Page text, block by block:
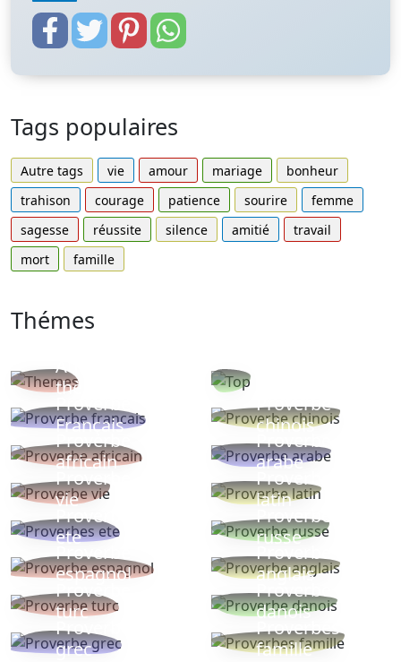
Tags populaires
Autre tags vie amour mariage
bonheur
trahison
courage patience sourire
femme
sagesse
réussite silence amitié
travail
mort
famille
Thémes
Autres
thèmes
Proverbe
Français
Proverbe
chinois
Proverbe
africain
Proverbe
arabe
Proverbe
vie
Proverbe
latin
Proverbes
ete
Proverbe
russe
Proverbe
espagnol
Proverbe
anglais
Proverbe
turc
Proverbe
danois
Proverbe
grec
Proverbes
famille